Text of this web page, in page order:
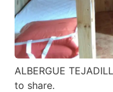
ALBERGUE
to share.